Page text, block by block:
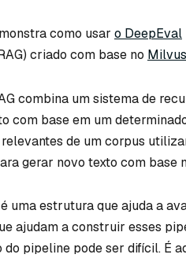
como usar o DeepEval
criado com base no Milvus
combina um sistema de
com base em um
de um corpus
gerar novo texto com base
uma estrutura que ajuda a
ajudam a construir esses
do pipeline pode ser difícil. É